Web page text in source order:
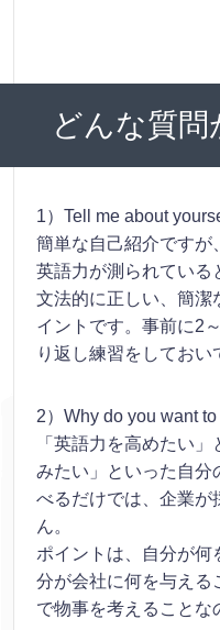
どんな質問
1）Tell me about
簡単な自己紹介ですが
英語力が測られている
文法的に正しい、簡潔
イントです。事前に2
り返し練習をしておい
2）Why do you want
「英語力を高めたい
みたい」といった自分
べるだけでは、企業が
ん。
ポイントは、自分が何
分が会社に何を与える
で物事を考えることな